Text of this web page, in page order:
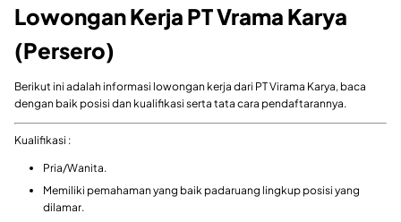
Lowongan Kerja PT Vrama Karya
(Persero)
Berikut ini adalah informasi lowongan kerja dari PT Virama Karya, baca
dengan baik posisi dan kualifikasi serta tata cara pendaftarannya.
Kualifikasi :
Pria/Wanita.
Memiliki pemahaman yang baik padaruang lingkup posisi yang
dilamar.